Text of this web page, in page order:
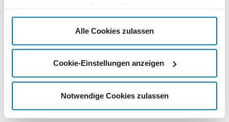
gesammelt haben.
Alle Cookies zulassen
Cookie-Einstellungen anzeigen
Notwendige Cookies zulassen